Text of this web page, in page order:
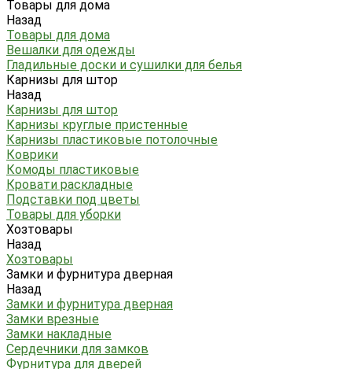
Товары для дома
Назад
Товары для дома
Вешалки для одежды
Гладильные доски и сушилки для белья
Карнизы для штор
Назад
Карнизы для штор
Карнизы круглые пристенные
Карнизы пластиковые потолочные
Коврики
Комоды пластиковые
Кровати раскладные
Подставки под цветы
Товары для уборки
Хозтовары
Назад
Хозтовары
Замки и фурнитура дверная
Назад
Замки и фурнитура дверная
Замки врезные
Замки накладные
Сердечники для замков
Фурнитура для дверей